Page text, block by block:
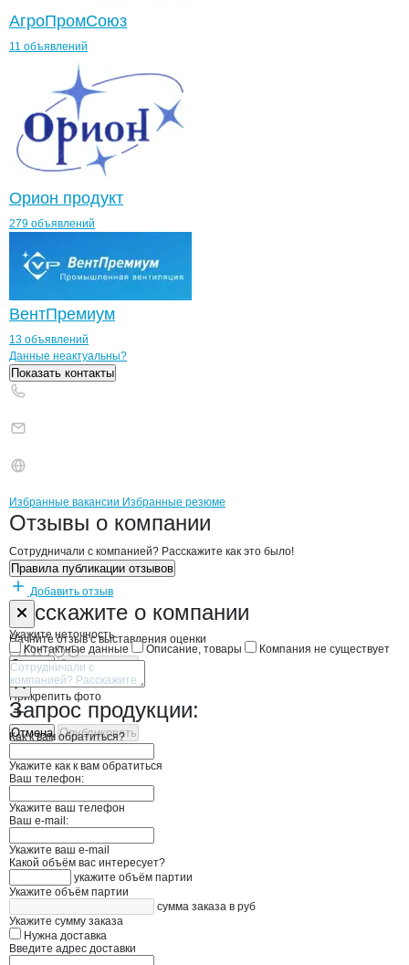
АгроПромСоюз
11 объявлений
Орион продукт
279 объявлений
ВентПремиум
13 объявлений
Контактыкомпании
+7(800)000-00-..
Данные неактуальны?
Показать контакты
Брендыкомпани Парад
Вакансии вПарад
Избранные вакансии Избранные резюме
Новости oПарад, ООО
Отзывы о компании
Сотрудничали с компанией? Расскажите как это было!
Правила публикации отзывов
Добавить отзыв
Расскажите о компании
Начните отзыв с выставления оценки
Прикрепить фото
Отмена Опубликовать
Форма обратной связи о неточностях
Укажите неточность
Контактные данные
Описание, товары Компания не существует
Отмена Опубликовать
Запрос продукции:
Как к вам обратиться?
Укажите как к вам обратиться
Ваш телефон:
Укажите ваш телефон
Ваш e-mail:
Укажите ваш e-mail
Какой объём вас интересует?
укажите объём партии
Укажите объём партии
сумма заказа в руб
Укажите сумму заказа
Нужна доставка
Введите адрес доставки